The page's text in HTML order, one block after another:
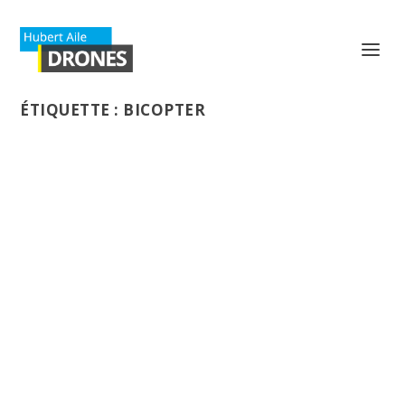
ÉTIQUETTE : BICOPTER